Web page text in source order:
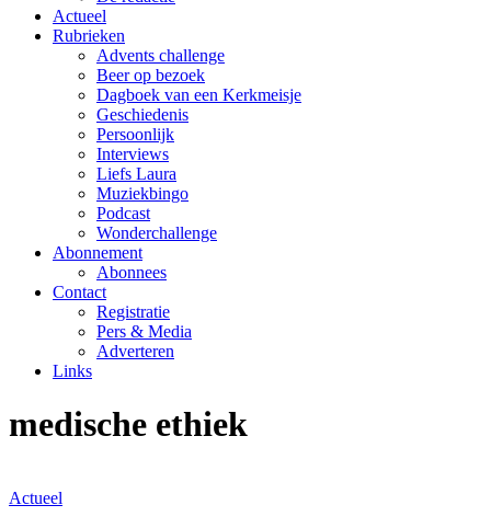
Actueel
Rubrieken
Advents challenge
Beer op bezoek
Dagboek van een Kerkmeisje
Geschiedenis
Persoonlijk
Interviews
Liefs Laura
Muziekbingo
Podcast
Wonderchallenge
Abonnement
Abonnees
Contact
Registratie
Pers & Media
Adverteren
Links
medische ethiek
Actueel